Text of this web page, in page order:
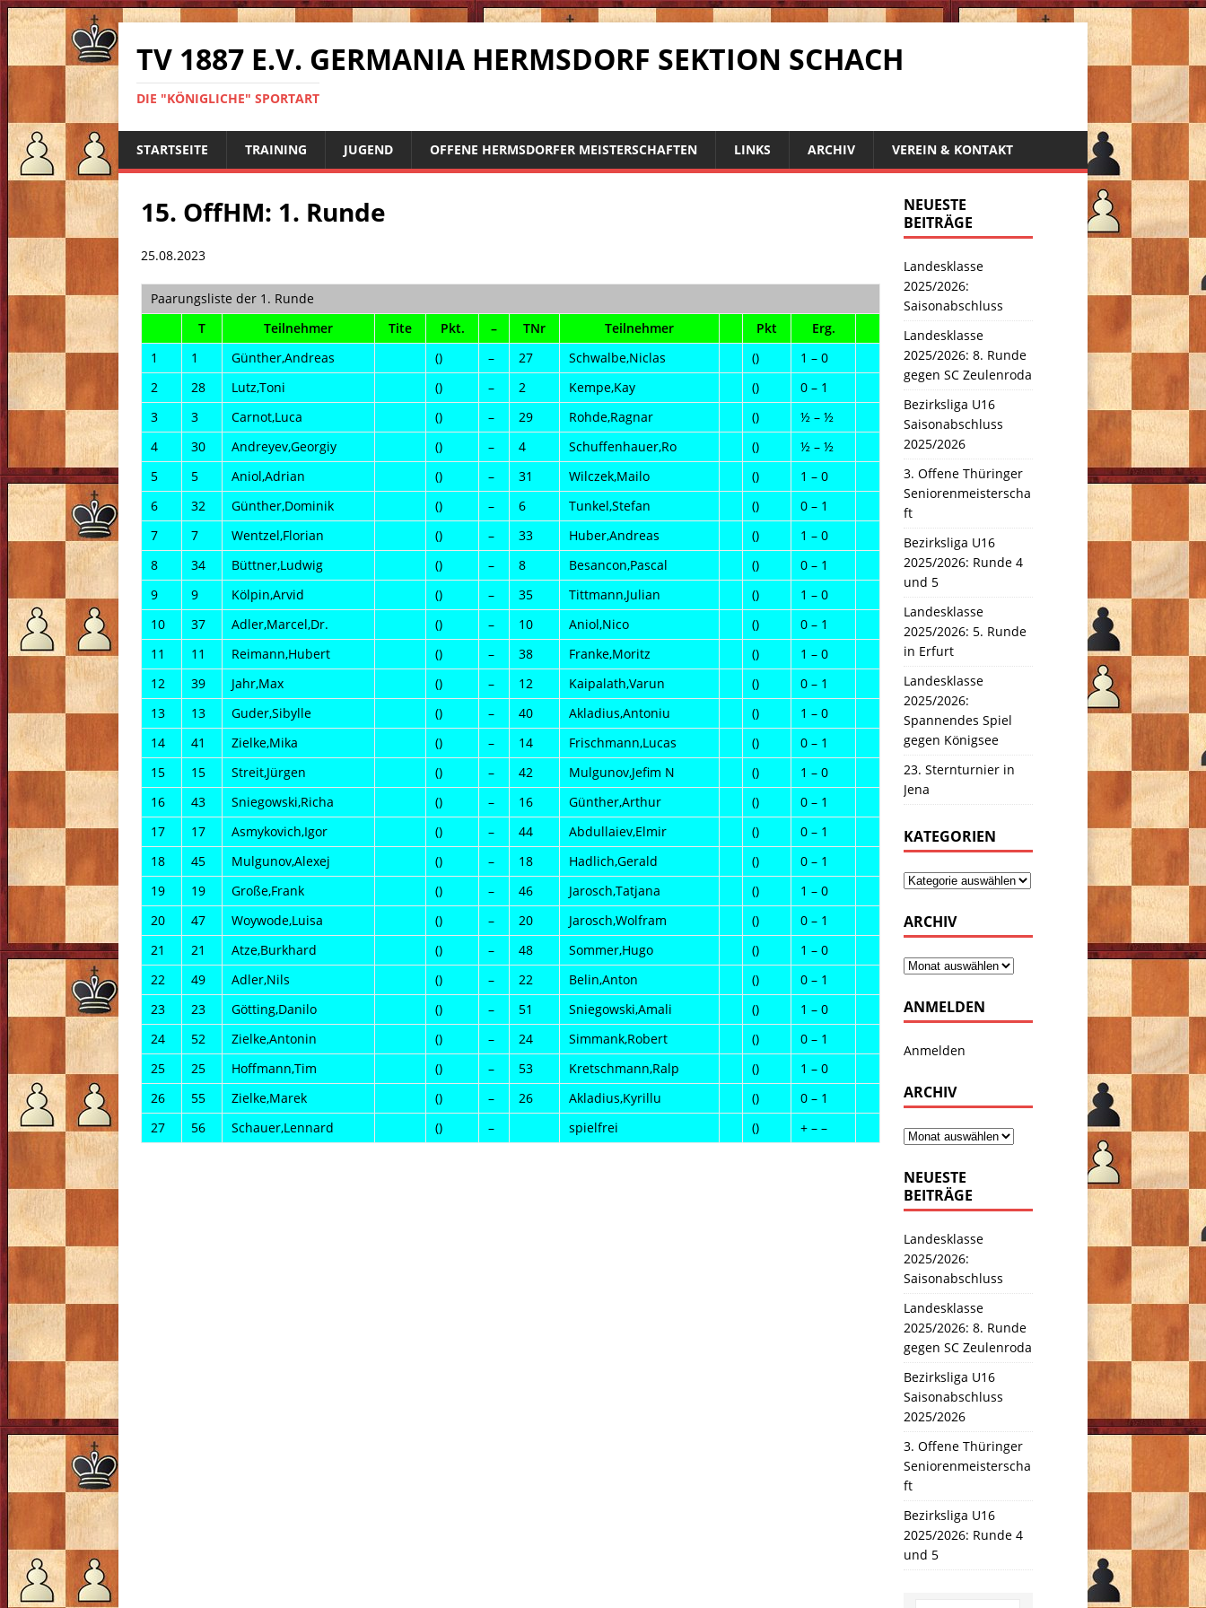
TV 1887 E.V. GERMANIA HERMSDORF SEKTION SCHACH
DIE "KÖNIGLICHE" SPORTART
STARTSEITE TRAINING JUGEND OFFENE HERMSDORFER MEISTERSCHAFTEN LINKS ARCHIV VEREIN & KONTAKT
15. OffHM: 1. Runde
25.08.2023
Paarungsliste der 1. Runde
T
Teilnehmer Tite Pkt. – TNr Teilnehmer Pkt
Erg.
1
1 Günther,Andreas () – 27 Schwalbe,Niclas ()
1 – 0
2
28 Lutz,Toni () – 2 Kempe,Kay ()
0 – 1
3
3 Carnot,Luca () – 29 Rohde,Ragnar ()
½ – ½
4
30 Andreyev,Georgiy () – 4 Schuffenhauer,Ro ()
½ – ½
5
5 Aniol,Adrian () – 31 Wilczek,Mailo ()
1 – 0
6
32 Günther,Dominik () – 6 Tunkel,Stefan ()
0 – 1
7
7 Wentzel,Florian () – 33 Huber,Andreas ()
1 – 0
8
34 Büttner,Ludwig () – 8 Besancon,Pascal ()
0 – 1
9
9 Kölpin,Arvid () – 35 Tittmann,Julian ()
1 – 0
10
37 Adler,Marcel,Dr. () – 10 Aniol,Nico ()
0 – 1
11
11 Reimann,Hubert () – 38 Franke,Moritz ()
1 – 0
12
39 Jahr,Max () – 12 Kaipalath,Varun ()
0 – 1
13
13 Guder,Sibylle () – 40 Akladius,Antoniu ()
1 – 0
14
41 Zielke,Mika () – 14 Frischmann,Lucas ()
0 – 1
15
15 Streit,Jürgen () – 42 Mulgunov,Jefim N ()
1 – 0
16
43 Sniegowski,Richa () – 16 Günther,Arthur ()
0 – 1
17
17 Asmykovich,Igor () – 44 Abdullaiev,Elmir ()
0 – 1
18
45 Mulgunov,Alexej () – 18 Hadlich,Gerald ()
0 – 1
19
19 Große,Frank () – 46 Jarosch,Tatjana ()
1 – 0
20
47 Woywode,Luisa () – 20 Jarosch,Wolfram ()
0 – 1
21
21 Atze,Burkhard () – 48 Sommer,Hugo ()
1 – 0
22
49 Adler,Nils () – 22 Belin,Anton ()
0 – 1
23
23 Götting,Danilo () – 51 Sniegowski,Amali ()
1 – 0
24
52 Zielke,Antonin () – 24 Simmank,Robert ()
0 – 1
25
25 Hoffmann,Tim () – 53 Kretschmann,Ralp ()
1 – 0
26
55 Zielke,Marek () – 26 Akladius,Kyrillu ()
0 – 1
27
56 Schauer,Lennard () – spielfrei () + – –
NEUESTE
BEITRÄGE
Landesklasse
2025/2026:
Saisonabschluss
Landesklasse
2025/2026: 8. Runde
gegen SC Zeulenroda
Bezirksliga U16
Saisonabschluss
2025/2026
3. Offene Thüringer
Seniorenmeisterscha
ft
Bezirksliga U16
2025/2026: Runde 4
und 5
Landesklasse
2025/2026: 5. Runde
in Erfurt
Landesklasse
2025/2026:
Spannendes Spiel
gegen Königsee
23. Sternturnier in
Jena
KATEGORIEN
ARCHIV
ANMELDEN
Anmelden
ARCHIV
NEUESTE
BEITRÄGE
Landesklasse
2025/2026:
Saisonabschluss
Landesklasse
2025/2026: 8. Runde
gegen SC Zeulenroda
Bezirksliga U16
Saisonabschluss
2025/2026
3. Offene Thüringer
Seniorenmeisterscha
ft
Bezirksliga U16
2025/2026: Runde 4
und 5